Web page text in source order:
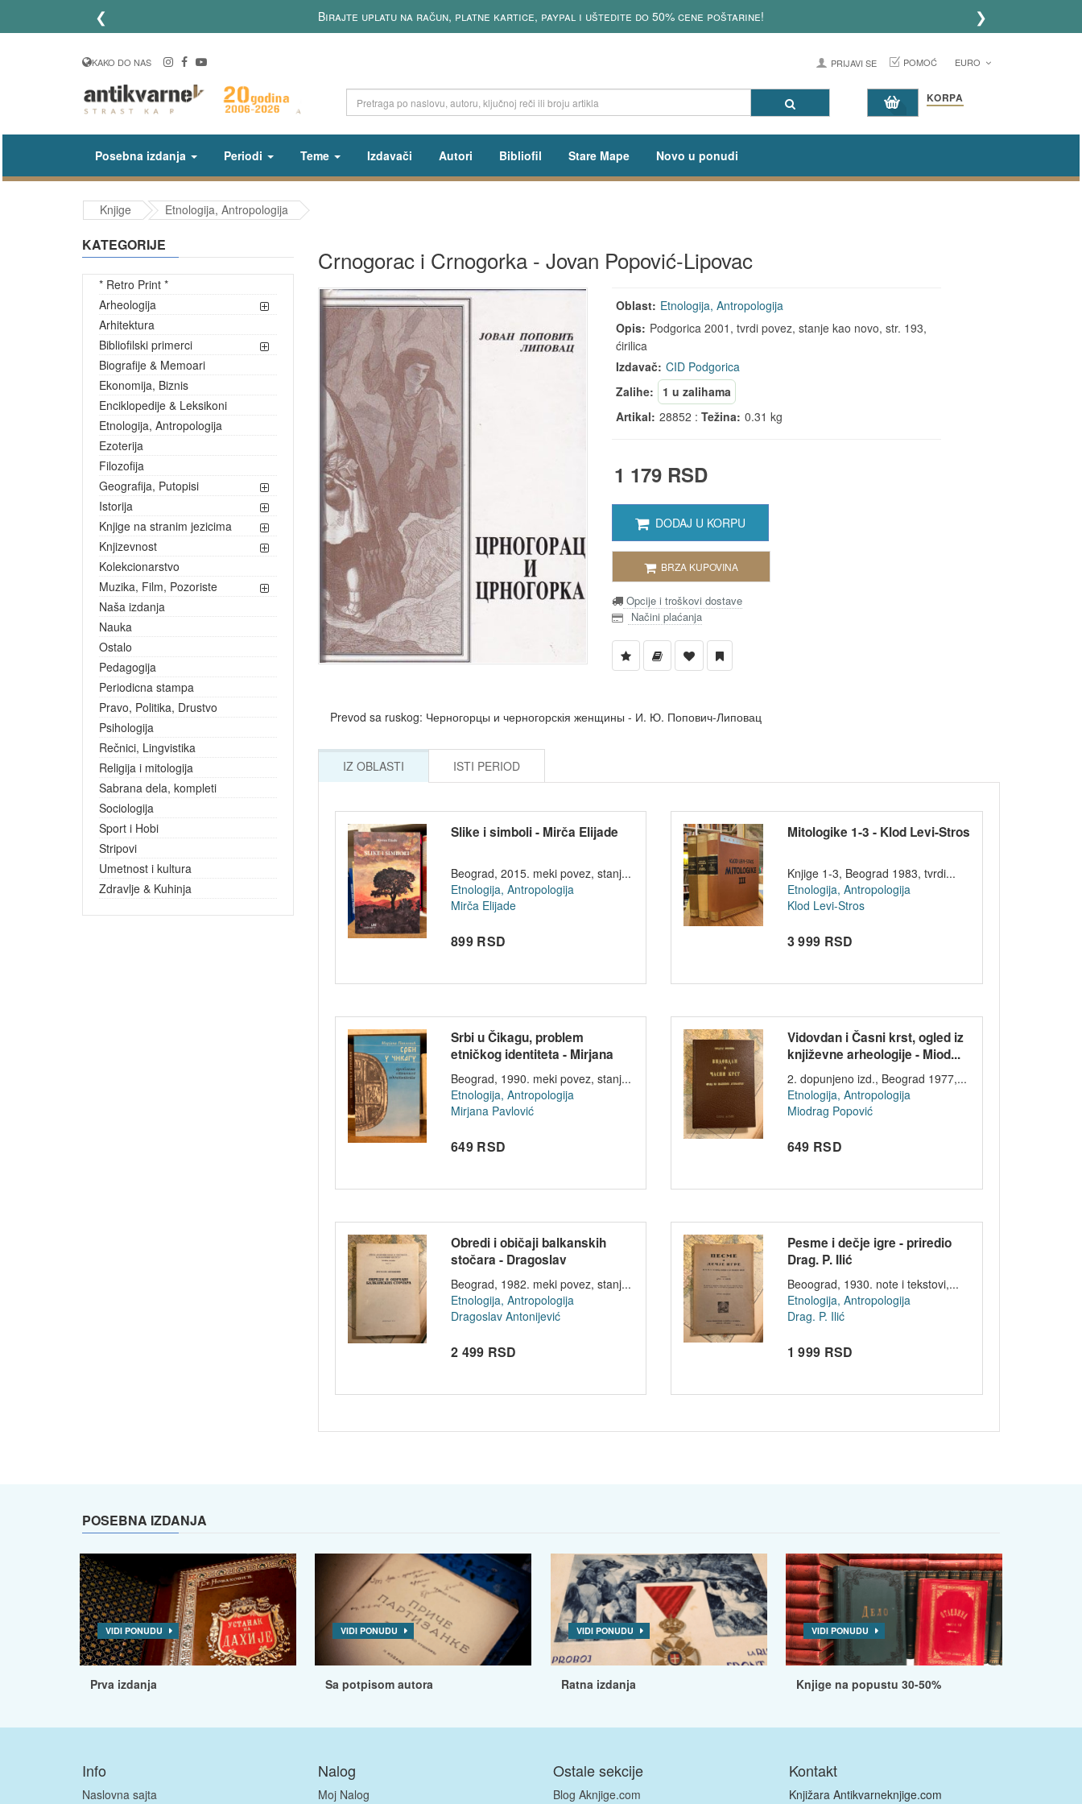
❮ Birajte uplatu na račun, platne kartice, paypal i uštedite do 50% cene poštarine! ❯
KAKO DO NAS PRIJAVI SE POMOĆ EURO
KORPA
Posebna izdanja Periodi Teme Izdavači Autori Bibliofil Stare Mape Novo u ponudi
Knjige Etnologija, Antropologija
KATEGORIJE
* Retro Print *
Arheologija
Arhitektura
Bibliofilski primerci
Biografije & Memoari
Ekonomija, Biznis
Enciklopedije & Leksikoni
Etnologija, Antropologija
Ezoterija
Filozofija
Geografija, Putopisi
Istorija
Knjige na stranim jezicima
Knjizevnost
Kolekcionarstvo
Muzika, Film, Pozoriste
Naša izdanja
Nauka
Ostalo
Pedagogija
Periodicna stampa
Pravo, Politika, Drustvo
Psihologija
Rečnici, Lingvistika
Religija i mitologija
Sabrana dela, kompleti
Sociologija
Sport i Hobi
Stripovi
Umetnost i kultura
Zdravlje & Kuhinja
Crnogorac i Crnogorka - Jovan Popović-Lipovac
Oblast: Etnologija, Antropologija
Opis: Podgorica 2001, tvrdi povez, stanje kao novo, str. 193,
ćirilica
Izdavač: CID Podgorica
Zalihe:
1 u zalihama
Artikal: 28852 :Težina: 0.31 kg
1 179 RSD
DODAJ U KORPU
BRZA KUPOVINA
Opcije i troškovi dostave
Načini plaćanja
Prevod sa ruskog: Черногорцы и черногорскія женщины - И. Ю. Попович-Липовац
IZ OBLASTI ISTI PERIOD
Slike i simboli - Mirča Elijade
Beograd, 2015. meki povez, stanj...
Etnologija, Antropologija
Mirča Elijade
899 RSD
Mitologike 1-3 - Klod Levi-Stros
Knjige 1-3, Beograd 1983, tvrdi...
Etnologija, Antropologija
Klod Levi-Stros
3 999 RSD
Srbi u Čikagu, problem
etničkog identiteta - Mirjana
Pavlovi...
Beograd, 1990. meki povez, stanj...
Etnologija, Antropologija
Mirjana Pavlović
649 RSD
Vidovdan i Časni krst, ogled iz
književne arheologije - Miod...
2. dopunjeno izd., Beograd 1977,...
Etnologija, Antropologija
Miodrag Popović
649 RSD
Obredi i običaji balkanskih
stočara - Dragoslav
Antonijević
Beograd, 1982. meki povez, stanj...
Etnologija, Antropologija
Dragoslav Antonijević
2 499 RSD
Pesme i dečje igre - priredio
Drag. P. Ilić
Beoograd, 1930. note i tekstovi,...
Etnologija, Antropologija
Drag. P. Ilić
1 999 RSD
POSEBNA IZDANJA
VIDI PONUDU
Prva izdanja
VIDI PONUDU
Sa potpisom autora
VIDI PONUDU
Ratna izdanja
VIDI PONUDU
Knjige na popustu 30-50%
Info
Naslovna sajta
Nalog
Moj Nalog
Ostale sekcije
Blog Aknjige.com
Kontakt
Knjižara Antikvarneknjige.com